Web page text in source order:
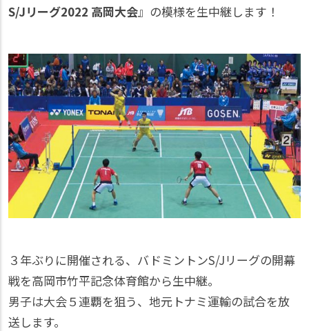
S/Jリーグ2022 高岡大会』の模様を生中継します！
３年ぶりに開催される、バドミントンS/Jリーグの開幕
戦を高岡市竹平記念体育館から生中継。
男子は大会５連覇を狙う、地元トナミ運輸の試合を放
送します。